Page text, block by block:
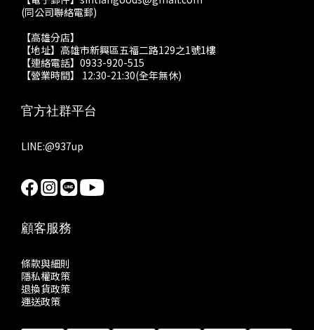
(同公司聯絡電郵)
【高雄分店】
【地址】高雄市新興區五福二路129之1號1樓
【連絡電話】0933-920-515
【營業時間】 12:30-21:30(全年無休)
官方社群平台
LINE:@937up
顧客服務
條款與細則
隱私權政策
退換貨政策
運送政策